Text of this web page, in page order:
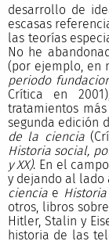
desarrollo de
escasas
las teorías
No he
(por ejemplo, en
periodo
Crítica en
tratamientos
segunda edición
de la ciencia
Historia social,
y XX). En el
y dejando al lado
cienciae
otros, libros
Hitler, Stalin y
historia de las